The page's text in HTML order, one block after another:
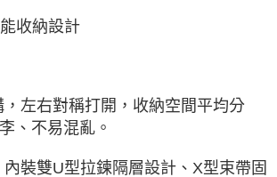
收納設計
，左右對稱打開，收納空間平均分
、不易混亂。
內裝雙U型拉鍊隔層設計、X型束帶固